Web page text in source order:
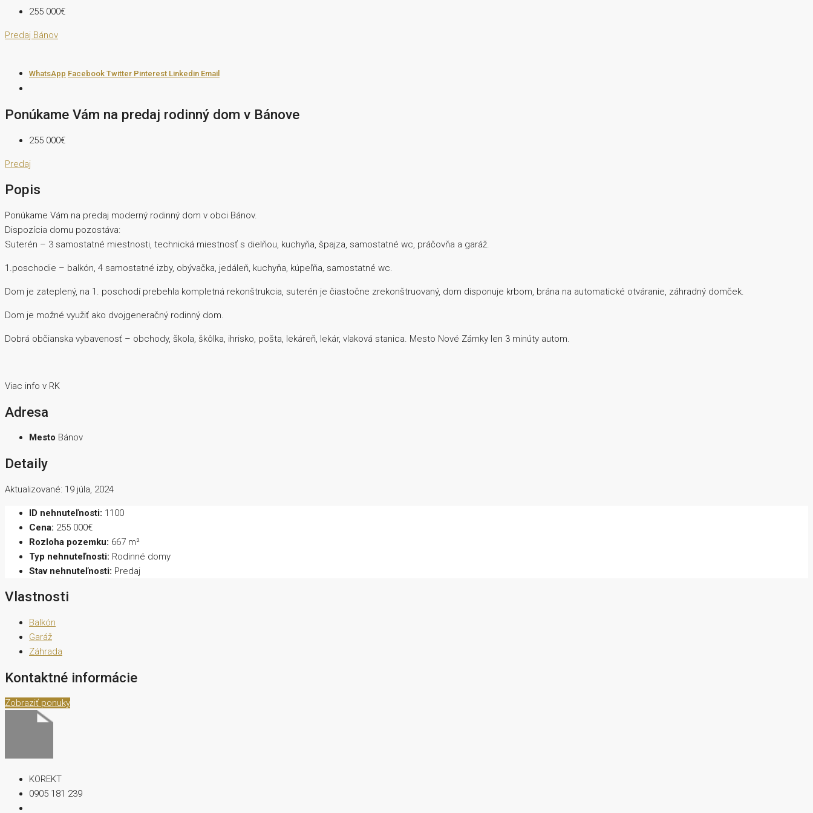
255 000€
Predaj Bánov
WhatsApp Facebook Twitter Pinterest Linkedin Email
Ponúkame Vám na predaj rodinný dom v Bánove
255 000€
Predaj
Popis
Ponúkame Vám na predaj moderný rodinný dom v obci Bánov.
Dispozícia domu pozostáva:
Suterén – 3 samostatné miestnosti, technická miestnosť s dielňou, kuchyňa, špajza, samostatné wc, práčovňa a garáž.
1.poschodie – balkón, 4 samostatné izby, obývačka, jedáleň, kuchyňa, kúpeľňa, samostatné wc.
Dom je zateplený, na 1. poschodí prebehla kompletná rekonštrukcia, suterén je čiastočne zrekonštruovaný, dom disponuje krbom, brána na automatické otváranie, záhradný domček.
Dom je možné využiť ako dvojgeneračný rodinný dom.
Dobrá občianska vybavenosť – obchody, škola, škôlka, ihrisko, pošta, lekáreň, lekár, vlaková stanica. Mesto Nové Zámky len 3 minúty autom.
Viac info v RK
Adresa
Mesto Bánov
Detaily
Aktualizované: 19 júla, 2024
ID nehnuteľnosti: 1100
Cena: 255 000€
Rozloha pozemku: 667 m²
Typ nehnuteľnosti: Rodinné domy
Stav nehnuteľnosti: Predaj
Vlastnosti
Balkón
Garáž
Záhrada
Kontaktné informácie
Zobraziť ponuky
KOREKT
0905 181 239